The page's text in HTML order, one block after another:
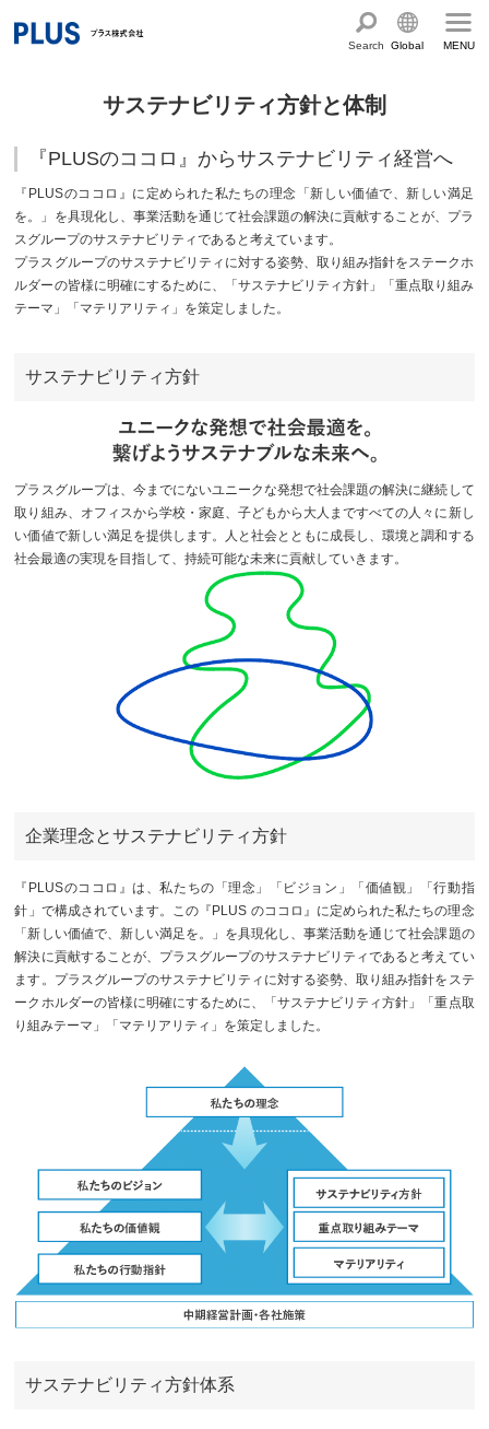
Search Global MENU
プラスグループのサステナビリティ
サステナビリティ方針と体制
トップメッセージ
社会最適のあゆみ
主な規程・方針、認証取得状況
私たちのアクション
「文具の環境配慮」への挑戦
「新たな働く環境づくり」への挑戦
「地域に根ざした学校づくり」への挑戦
マテリアリティ
プラスグループのマテリアリティ
社会に満足を。
強くしなやかな組織を築く。
サステナビリティ関連データ
数字でわかるプラスグループ
GRIスタンダード対照表
編集方針・レポート・ニュース
編集方針
サステナビリティレポートアーカイブ
ニュースリリース
企業情報
会社概要
グループ構成図
電子公告・決算公告
ニュースリリース
ショールーム・ショップ
カタログ・サポート
オフィス家具サイト サポートページ
サポートページ
ミーティングツールサイト サポートページ
アクセス
文具・事務用品
ミーティングツール
流通
サステナビリティ方針と体制
『PLUSのココロ』からサステナビリティ経営へ
『PLUSのココロ』に定められた私たちの理念「新しい価値で、新しい満足
を。」を具現化し、事業活動を通じて社会課題の解決に貢献することが、プラ
スグループのサステナビリティであると考えています。
プラスグループのサステナビリティに対する姿勢、取り組み指針をステークホ
ルダーの皆様に明確にするために、「サステナビリティ方針」「重点取り組み
テーマ」「マテリアリティ」を策定しました。
サステナビリティ方針
プラスグループは、今までにないユニークな発想で社会課題の解決に継続して
取り組み、オフィスから学校・家庭、子どもから大人まですべての人々に新し
い価値で新しい満足を提供します。人と社会とともに成長し、環境と調和する
社会最適の実現を目指して、持続可能な未来に貢献していきます。
企業理念とサステナビリティ方針
『PLUSのココロ』は、私たちの「理念」「ビジョン」「価値観」「行動指
針」で構成されています。この『PLUS のココロ』に定められた私たちの理念
「新しい価値で、新しい満足を。」を具現化し、事業活動を通じて社会課題の
解決に貢献することが、プラスグループのサステナビリティであると考えてい
ます。プラスグループのサステナビリティに対する姿勢、取り組み指針をステ
ークホルダーの皆様に明確にするために、「サステナビリティ方針」「重点取
り組みテーマ」「マテリアリティ」を策定しました。
サステナビリティ方針体系